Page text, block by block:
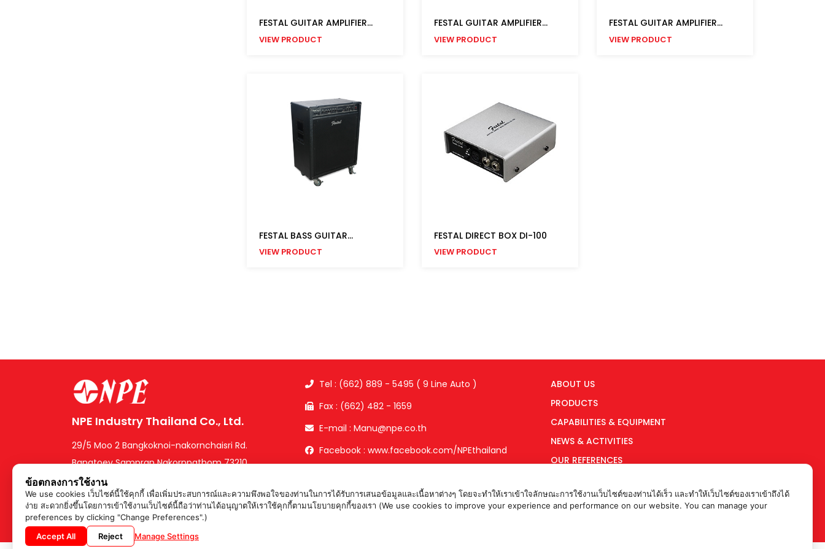
FESTAL GUITAR AMPLIFIER...
VIEW PRODUCT
FESTAL GUITAR AMPLIFIER...
VIEW PRODUCT
FESTAL GUITAR AMPLIFIER...
VIEW PRODUCT
FESTAL BASS GUITAR...
VIEW PRODUCT
FESTAL DIRECT BOX DI-100
VIEW PRODUCT
NPE Industry Thailand Co., Ltd.
29/5 Moo 2 Bangkoknoi-nakornchaisri Rd.
Bangtoey Sampran Nakornpathom 73210,
Thailand.
Tel : (662) 889 - 5495 ( 9 Line Auto )
Fax : (662) 482 - 1659
E-mail : Manu@npe.co.th
Facebook : www.facebook.com/NPEthailand
ABOUT US
PRODUCTS
CAPABILITIES & EQUIPMENT
NEWS & ACTIVITIES
OUR REFERENCES
WORK WITH US
ข้อตกลงการใช้งาน
We use cookies เว็บไซต์นี้ใช้คุกกี้ เพื่อเพิ่มประสบการณ์และความพึงพอใจของท่านในการได้รับการเสนอข้อมูลและเนื้อหาต่างๆ โดยจะทำให้เราเข้าใจลักษณะการใช้งานเว็บไซต์ของท่านได้เร็ว และทำให้เว็บไซต์ของเราเข้าถึงได้
ง่าย สะดวกยิ่งขึ้นโดยการเข้าใช้งานเว็บไซต์นี้ถือว่าท่านได้อนุญาตให้เราใช้คุกกี้ตามนโยบายคุกกี้ของเรา (We use cookies to improve your experience and performance on our website. You can manage your
preferences by clicking "Change Preferences".)
Accept All
Reject Manage Settings